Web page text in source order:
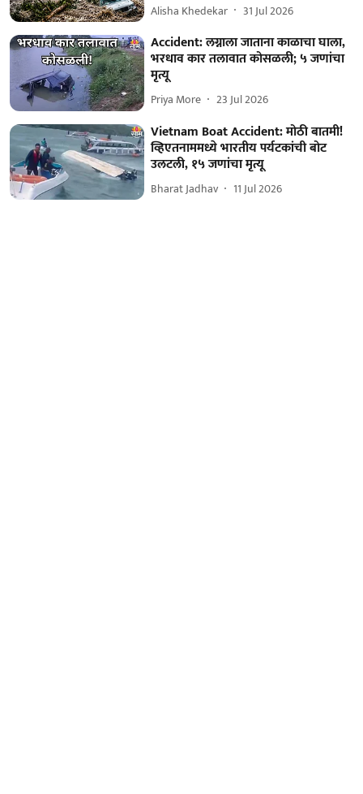
Alisha Khedekar 31 Jul 2026
Accident: लग्नाला जाताना काळाचा घाला,
भरधाव कार तलावात कोसळली; ५ जणांचा
मृत्यू
Priya More 23 Jul 2026
Vietnam Boat Accident: मोठी बातमी!
व्हिएतनाममध्ये भारतीय पर्यटकांची बोट
उलटली, १५ जणांचा मृत्यू
Bharat Jadhav 11 Jul 2026